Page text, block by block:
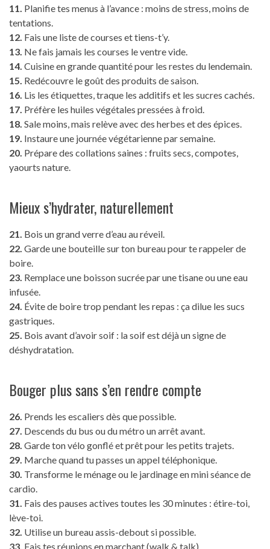
11. Planifie tes menus à l’avance : moins de stress, moins de
tentations.
12. Fais une liste de courses et tiens-t’y.
13. Ne fais jamais les courses le ventre vide.
14. Cuisine en grande quantité pour les restes du lendemain.
15. Redécouvre le goût des produits de saison.
16. Lis les étiquettes, traque les additifs et les sucres cachés.
17. Préfère les huiles végétales pressées à froid.
18. Sale moins, mais relève avec des herbes et des épices.
19. Instaure une journée végétarienne par semaine.
20. Prépare des collations saines : fruits secs, compotes,
yaourts nature.
Mieux s’hydrater, naturellement
21. Bois un grand verre d’eau au réveil.
22. Garde une bouteille sur ton bureau pour te rappeler de
boire.
23. Remplace une boisson sucrée par une tisane ou une eau
infusée.
24. Évite de boire trop pendant les repas : ça dilue les sucs
gastriques.
25. Bois avant d’avoir soif : la soif est déjà un signe de
déshydratation.
Bouger plus sans s’en rendre compte
26. Prends les escaliers dès que possible.
27. Descends du bus ou du métro un arrêt avant.
28. Garde ton vélo gonflé et prêt pour les petits trajets.
29. Marche quand tu passes un appel téléphonique.
30. Transforme le ménage ou le jardinage en mini séance de
cardio.
31. Fais des pauses actives toutes les 30 minutes : étire-toi,
lève-toi.
32. Utilise un bureau assis-debout si possible.
33. Fais tes réunions en marchant (walk & talk).